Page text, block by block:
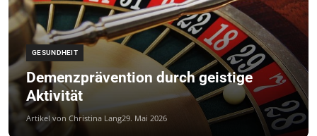
GESUNDHEIT
Demenzprävention durch geistige
Aktivität
Artikel von Christina Lang29. Mai 2026